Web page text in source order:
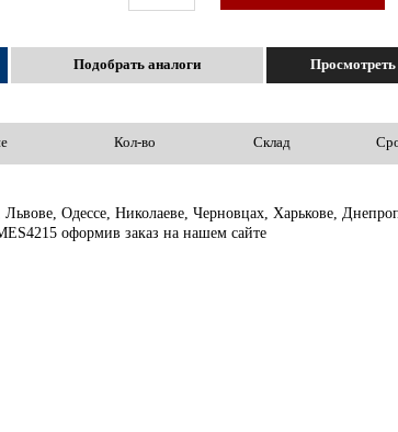
Подобрать аналоги
Кол-во Склад
Львове, Одессе, Николаеве, Черновцах, Харькове,
оформив заказ на нашем сайте